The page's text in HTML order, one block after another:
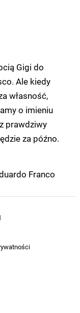
Gigi do
Ale kiedy
własność,
o imieniu
prawdziwy
za późno.
Franco